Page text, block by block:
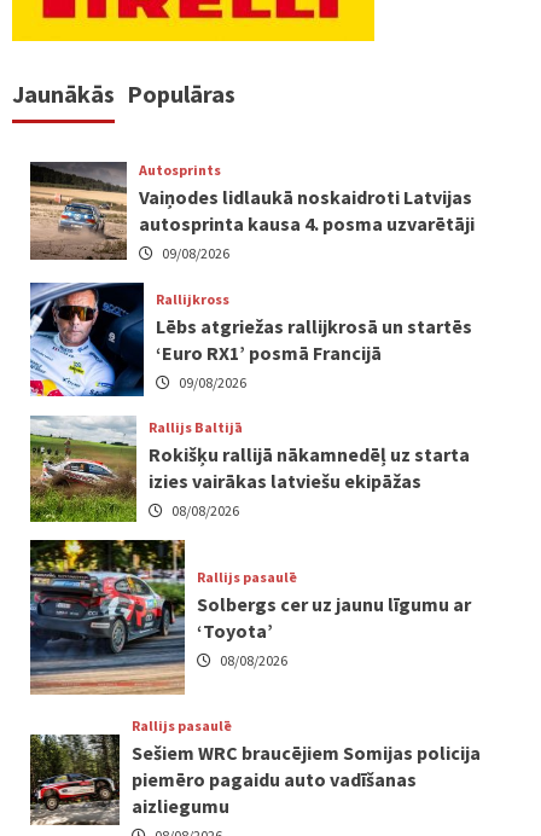
Jaunākās Populāras
Autosprints
Vaiņodes lidlaukā noskaidroti Latvijas
autosprinta kausa 4. posma uzvarētāji
09/08/2026
Rallijkross
Lēbs atgriežas rallijkrosā un startēs
‘Euro RX1’ posmā Francijā
09/08/2026
Rallijs Baltijā
Rokišķu rallijā nākamnedēļ uz starta
izies vairākas latviešu ekipāžas
08/08/2026
Rallijs pasaulē
Solbergs cer uz jaunu līgumu ar
‘Toyota’
08/08/2026
Rallijs pasaulē
Sešiem WRC braucējiem Somijas policija
piemēro pagaidu auto vadīšanas
aizliegumu